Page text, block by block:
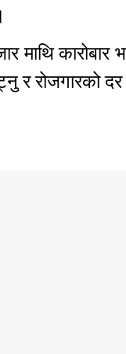
कारोबार
र रोजगारको